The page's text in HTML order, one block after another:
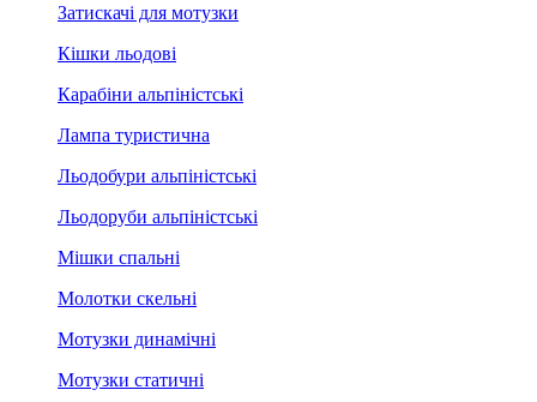
Затискачі для мотузки
Кішки льодові
Карабіни альпіністські
Лампа туристична
Льодобури альпіністські
Льодоруби альпіністські
Мішки спальні
Молотки скельні
Мотузки динамічні
Мотузки статичні